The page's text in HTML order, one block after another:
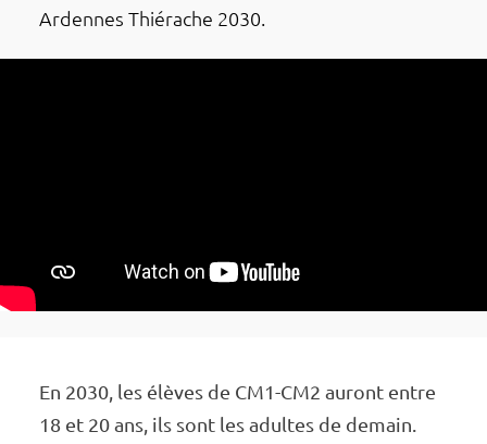
Ardennes Thié­­­rache 2030.
En 2030, les élèves de CM1-CM2 auront entre
18 et 20 ans, ils sont les adultes de demain.